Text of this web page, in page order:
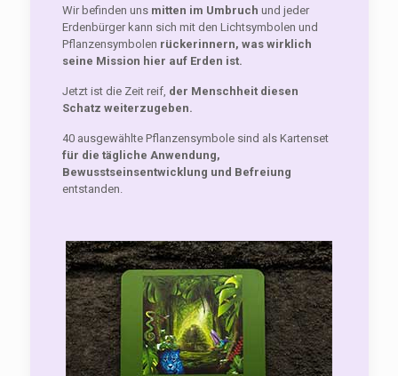
Wir befinden uns mitten im Umbruch und jeder
Erdenbürger kann sich mit den Lichtsymbolen und
Pflanzensymbolen rückerinnern, was wirklich
seine Mission hier auf Erden ist.
Jetzt ist die Zeit reif, der Menschheit diesen
Schatz weiterzugeben.
40 ausgewählte Pflanzensymbole sind als Kartenset
für die tägliche Anwendung,
Bewusstseinsentwicklung und Befreiung
entstanden.